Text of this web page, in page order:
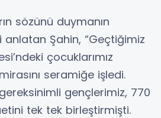
sözünü duymanın
anlatan Şahin, “Geçtiğimiz
çocuklarımız
seramiğe işledi.
gençlerimiz, 770
tek tek birleştirmişti.